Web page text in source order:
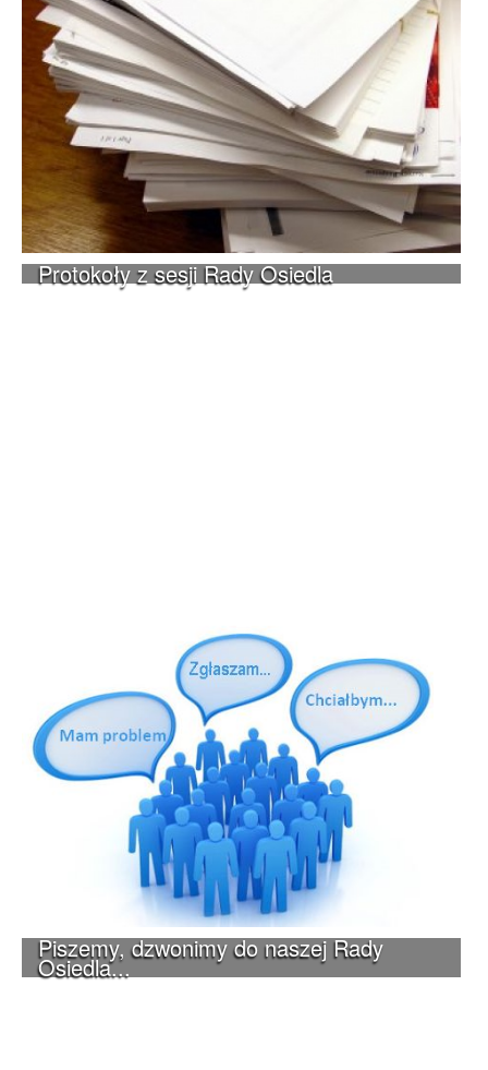
Protokoły z sesji Rady Osiedla
Piszemy, dzwonimy do naszej Rady
Osiedla...